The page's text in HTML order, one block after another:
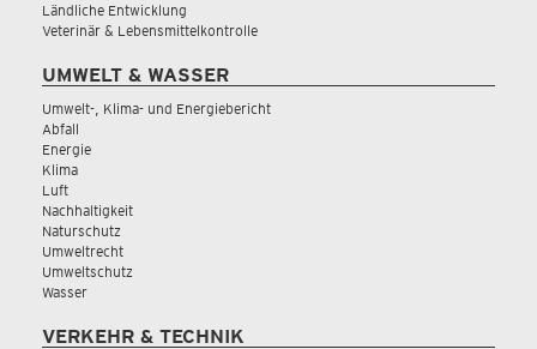
Ländliche Entwicklung
Veterinär & Lebensmittelkontrolle
UMWELT & WASSER
Umwelt-, Klima- und Energiebericht
Abfall
Energie
Klima
Luft
Nachhaltigkeit
Naturschutz
Umweltrecht
Umweltschutz
Wasser
VERKEHR & TECHNIK